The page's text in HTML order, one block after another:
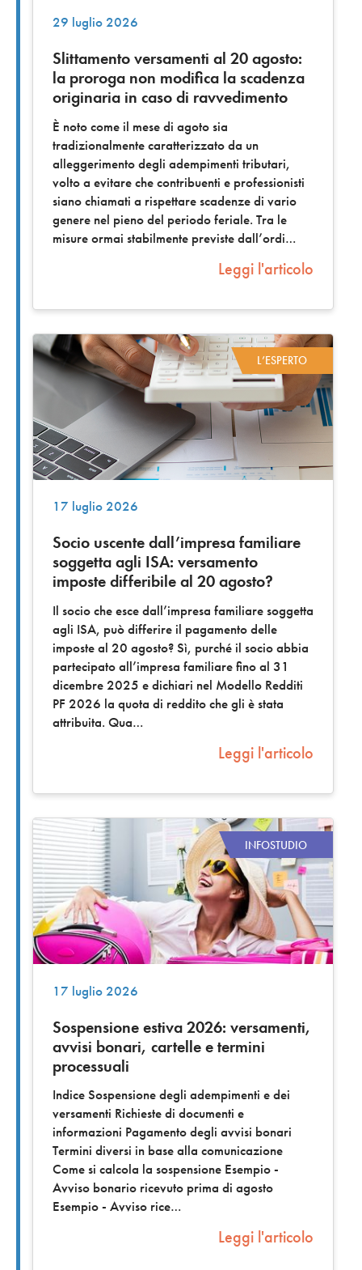
29 luglio 2026
Slittamento versamenti al 20 agosto:
la proroga non modifica la scadenza
originaria in caso di ravvedimento
È noto come il mese di agoto sia
tradizionalmente caratterizzato da un
alleggerimento degli adempimenti tributari,
volto a evitare che contribuenti e professionisti
siano chiamati a rispettare scadenze di vario
genere nel pieno del periodo feriale. Tra le
misure ormai stabilmente previste dall’ordi
Leggi l'articolo
L’ESPERTO
17 luglio 2026
Socio uscente dall’impresa familiare
soggetta agli ISA: versamento
imposte differibile al 20 agosto?
Il socio che esce dall’impresa familiare soggetta
agli ISA, può differire il pagamento delle
imposte al 20 agosto? Sì, purché il socio abbia
partecipato all’impresa familiare fino al 31
dicembre 2025 e dichiari nel Modello Redditi
PF 2026 la quota di reddito che gli è stata
attribuita. Qua
Leggi l'articolo
INFOSTUDIO
17 luglio 2026
Sospensione estiva 2026: versamenti,
avvisi bonari, cartelle e termini
processuali
Indice Sospensione degli adempimenti e dei
versamenti Richieste di documenti e
informazioni Pagamento degli avvisi bonari
Termini diversi in base alla comunicazione
Come si calcola la sospensione Esempio -
Avviso bonario ricevuto prima di agosto
Esempio - Avviso rice
Leggi l'articolo